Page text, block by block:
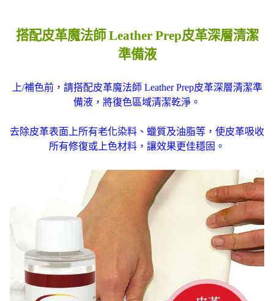
搭配皮革魔法師 Leather Prep皮革深層清潔
準備液
上/補色前，請搭配皮革魔法師 Leather Prep皮革深層清潔準
備液，將復色區域清潔乾淨。
去除皮革表面上所有老化染料、蠟質及油脂等，使皮革吸收
所有修復或上色材料，讓效果更佳穩固。